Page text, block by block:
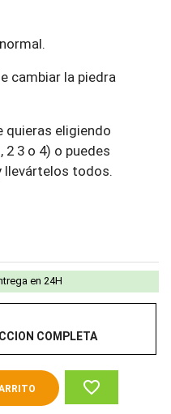
cambiar la piedra
quieras eligiendo
3 o 4) o puedes
llevártelos todos.
en 24H
COMPLETA
favorite_border